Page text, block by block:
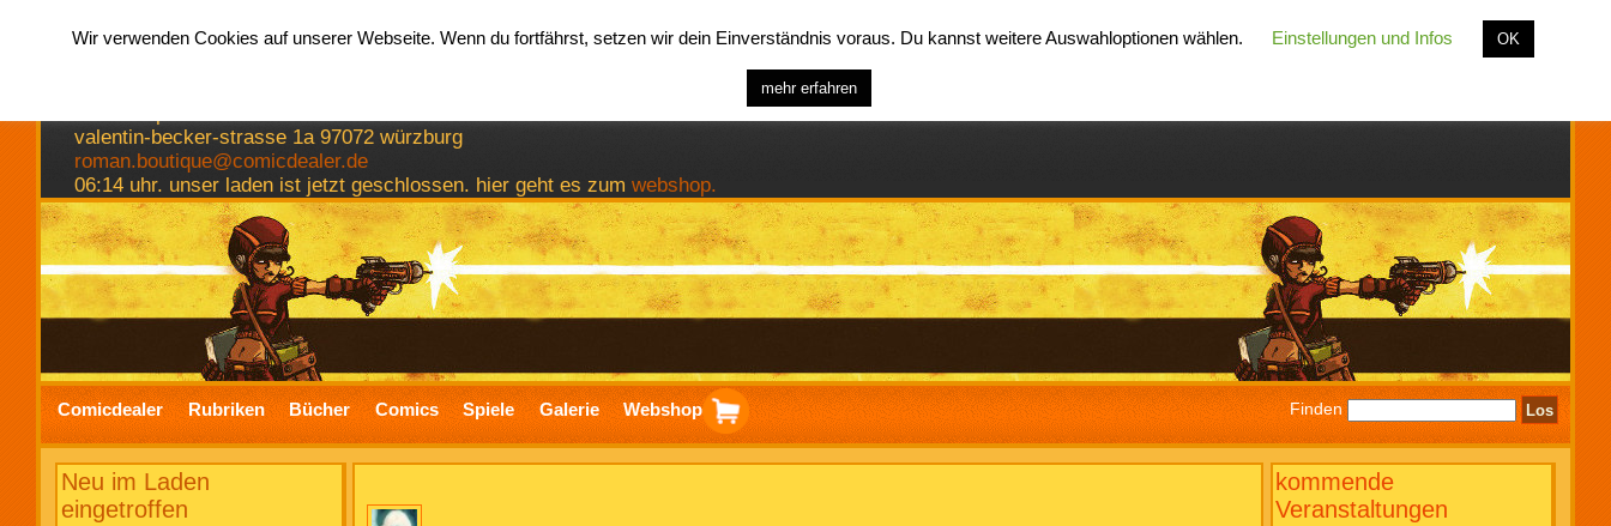
valentin-becker-strasse 1a 97072 würzburg
roman.boutique@comicdealer.de
06:14 uhr. unser laden ist jetzt geschlossen. hier geht es zum webshop.
Comicdealer Rubriken Bücher Comics Spiele Galerie Webshop Finden
Neu im Laden
eingetroffen
kommende
Veranstaltungen
Wir verwenden Cookies auf unserer Webseite. Wenn du fortfährst, setzen wir dein Einverständnis voraus. Du kannst weitere Auswahloptionen wählen. Einstellungen und Infos OK
mehr erfahren